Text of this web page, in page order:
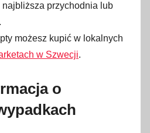
przychodnia lub
możesz kupić w lokalnych
w Szwecji.
o